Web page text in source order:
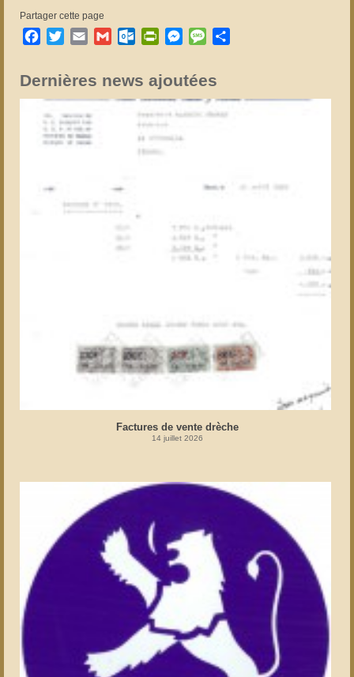
Partager cette page
Facebook
TwitterEmail GmailOutlook.com
PrintFriendly
Messenger
Message
Dernières news ajoutées
Factures de vente drèche
14 juillet 2026